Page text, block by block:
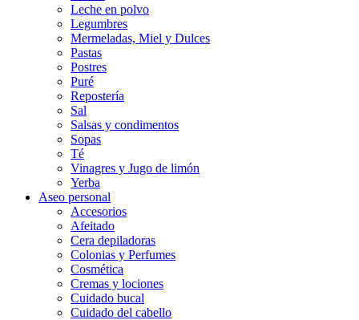
Leche en polvo
Legumbres
Mermeladas, Miel y Dulces
Pastas
Postres
Puré
Repostería
Sal
Salsas y condimentos
Sopas
Té
Vinagres y Jugo de limón
Yerba
Aseo personal
Accesorios
Afeitado
Cera depiladoras
Colonias y Perfumes
Cosmética
Cremas y lociones
Cuidado bucal
Cuidado del cabello